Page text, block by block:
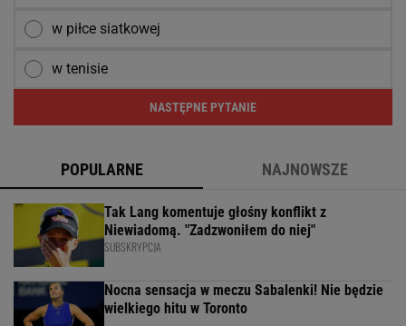
w piłce siatkowej
w tenisie
NASTĘPNE PYTANIE
POPULARNE NAJNOWSZE
Tak Lang komentuje głośny konflikt z
Niewiadomą. "Zadzwoniłem do niej"
SUBSKRYPCJA
Nocna sensacja w meczu Sabalenki! Nie będzie
wielkiego hitu w Toronto